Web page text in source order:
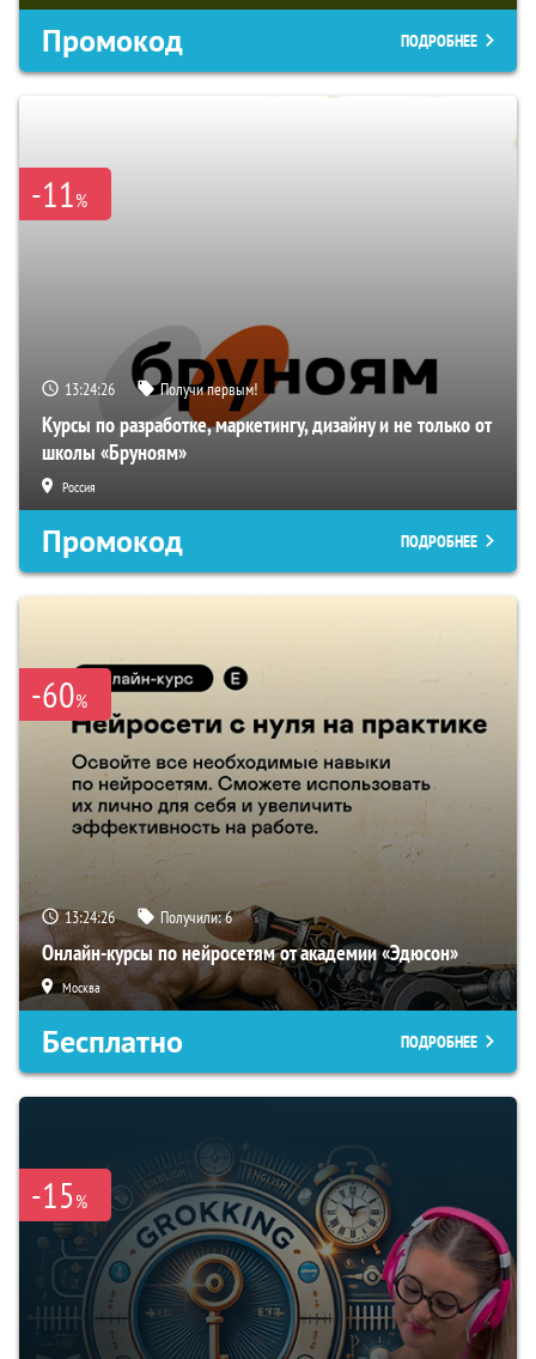
Промокод ПОДРОБНЕЕ
-11%
13:24:25 Получи первым!
Курсы по разработке, маркетингу, дизайну и не только от
школы «Бруноям»
Россия
Промокод ПОДРОБНЕЕ
-60%
13:24:25 Получили:6
Онлайн-курсы по нейросетям от академии «Эдюсон»
Москва
Бесплатно ПОДРОБНЕЕ
-15%